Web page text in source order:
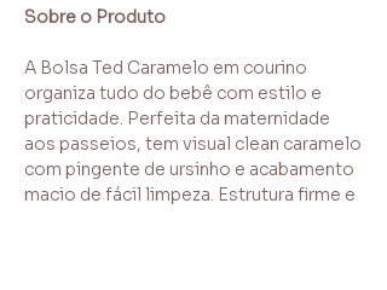
Sobre o Produto
A Bolsa Ted Caramelo em courino
organiza tudo do bebê com estilo e
praticidade. Perfeita da maternidade
aos passeios, tem visual clean caramelo
com pingente de ursinho e acabamento
macio de fácil limpeza. Estrutura firme e